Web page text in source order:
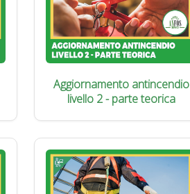
Aggiornamento antincendio
livello 2 - parte teorica